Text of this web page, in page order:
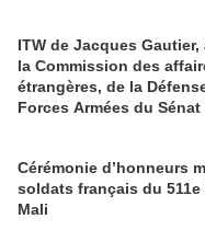
ITW de Jacques Gautier,
la Commission des
étrangères, de la
Forces Armées du Sénat
Cérémonie d’honneurs
soldats français du 511e
Mali